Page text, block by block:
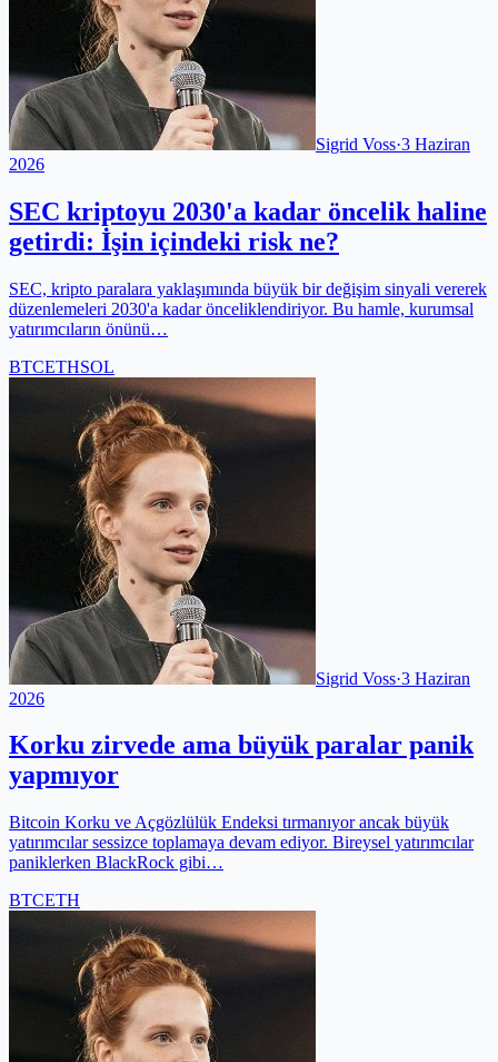
Sigrid Voss·3 Haziran
2026
SEC kriptoyu 2030'a kadar öncelik haline
getirdi: İşin içindeki risk ne?
SEC, kripto paralara yaklaşımında büyük bir değişim sinyali vererek
düzenlemeleri 2030'a kadar önceliklendiriyor. Bu hamle, kurumsal
yatırımcıların önünü…
BTCETHSOL
Sigrid Voss·3 Haziran
2026
Korku zirvede ama büyük paralar panik
yapmıyor
Bitcoin Korku ve Açgözlülük Endeksi tırmanıyor ancak büyük
yatırımcılar sessizce toplamaya devam ediyor. Bireysel yatırımcılar
paniklerken BlackRock gibi…
BTCETH